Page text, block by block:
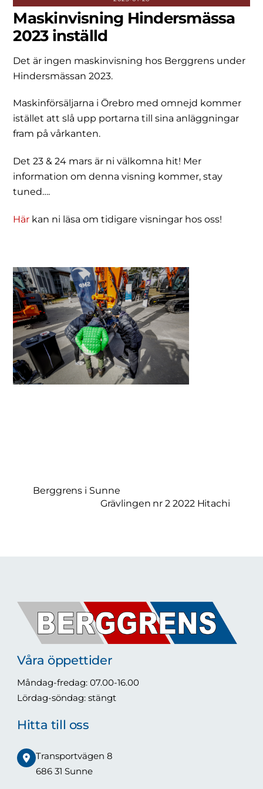
Maskinvisning Hindersmässa
2023 inställd
Det är ingen maskinvisning hos Berggrens under
Hindersmässan 2023.
Maskinförsäljarna i Örebro med omnejd kommer
istället att slå upp portarna till sina anläggningar
fram på vårkanten.
Det 23 & 24 mars är ni välkomna hit! Mer
information om denna visning kommer, stay
tuned….
Här kan ni läsa om tidigare visningar hos oss!
Berggrens i Sunne
Grävlingen nr 2 2022 Hitachi
Våra öppettider
Måndag-fredag: 07.00-16.00
Lördag-söndag: stängt
Hitta till oss
Transportvägen 8
686 31 Sunne